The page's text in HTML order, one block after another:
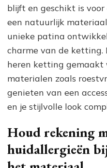
blijft en geschikt is
een natuurlijk
unieke patina
charme van de ketting.
heren ketting gemaakt
materialen zoals
genieten van een
en je stijlvolle look
Houd rekening
huidallergieën